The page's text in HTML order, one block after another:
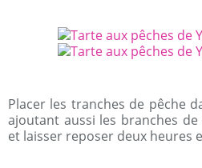
Placer les tranches de pêche
ajoutant aussi les branches
et laisser reposer deux heures